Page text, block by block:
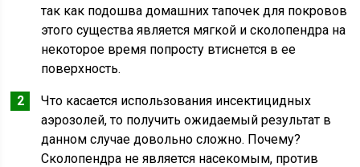
так как подошва домашних тапочек для покровов
этого существа является мягкой и сколопендра на
некоторое время попросту втиснется в ее
поверхность.
Что касается использования инсектицидных
аэрозолей, то получить ожидаемый результат в
данном случае довольно сложно. Почему?
Сколопендра не является насекомым, против